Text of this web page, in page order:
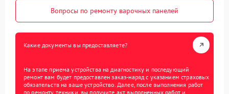
Вопросы по ремонту варочных панелей
Какие документы вы предоставляете?
На этапе приема устройства на диагностику и последующий
ремонт вам будет предоставлен заказ-наряд с указанием страховых
обязательств на ваше устройство. Далее, после выполнения работ
по ремонту техники, вы получите акт выполненных работ и